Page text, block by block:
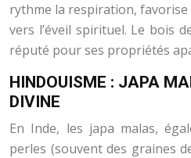
rythme la respiration,
vers l’éveil spirituel. Le bois
réputé pour ses propriétés
HINDOUISME : JAPA
DIVINE
En Inde, les japa malas,
perles (souvent des graines